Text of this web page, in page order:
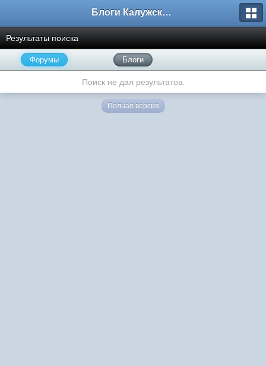
Блоги Калужского перекрестка
Результаты поиска
Форумы Блоги
Поиск не дал результатов.
Полная версия